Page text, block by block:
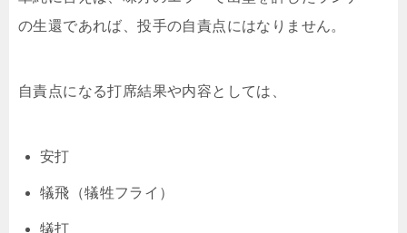
の生還であれば、投手の自責点にはなりません。
自責点になる打席結果や内容としては、
安打
犠飛（犠牲フライ）
犠打